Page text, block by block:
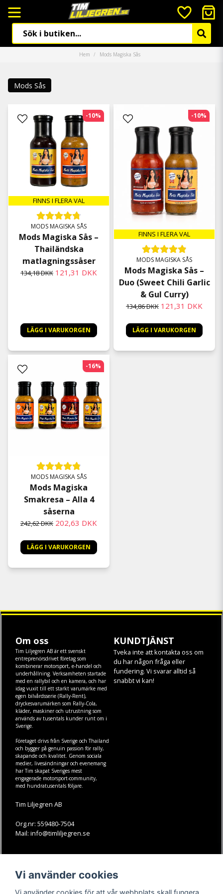
Hem Mods Magiska Sås
Mods Sås
FINNS I FLERA VAL
MODS MAGISKA SÅS
Mods Magiska Sås –
Thailändska
matlagningssåser
134,18 DKK 121,31 DKK
LÄGG I VARUKORGEN
-10%
FINNS I FLERA VAL
MODS MAGISKA SÅS
Mods Magiska Sås –
Duo (Sweet Chili Garlic
& Gul Curry)
134,86 DKK 121,31 DKK
LÄGG I VARUKORGEN
-10%
MODS MAGISKA SÅS
Mods Magiska
Smakresa – Alla 4
såserna
242,62 DKK 202,63 DKK
LÄGG I VARUKORGEN
-16%
Om oss
Tim Liljegren AB är ett svenskt
entreprenörsdrivet företag som
kombinerar motorsport, e-handel och
underhållning. Verksamheten startade
med en rallybil och en kamera, och har
idag vuxit till ett starkt varumärke med
egen bilvårdsserie (Rally-Rent),
dryckesvarumärken som Rally-Cola,
kläder, maskineroch utrustning som
används av tusentals kunder runt om i
Sverige.
Företaget drivs från Sverige och Thailand
och bygger på genuin passion för rally,
skapande och kvalitet. Genom sociala
medier, livesändningar och evenemang
har Tim skapat Sveriges mest
engagerade motorsport-community,
med hundratusentals följare.
Tim Liljegren AB
Org.nr: 559480-7504
Mail: info@timliljegren.se
KUNDTJÄNST
Tveka inte att kontakta oss om
du har någon fråga eller
fundering. Vi svarar alltid så
snabbt vi kan!
Köpvillkor
Kontakt
Instagram
Vi använder cookies
Vi använder cookies för att vår webbplats skall fungera